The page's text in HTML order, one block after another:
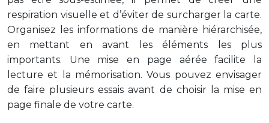
respiration visuelle et d’éviter de surcharger la carte.
Organisez les informations de manière hiérarchisée,
en mettant en avant les éléments les plus
importants. Une mise en page aérée facilite la
lecture et la mémorisation. Vous pouvez envisager
de faire plusieurs essais avant de choisir la mise en
page finale de votre carte.